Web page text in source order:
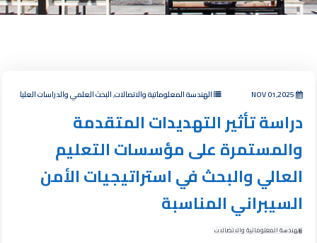
الهندسة المعلوماتية والاتصالات, البحث العلمي والدراسات العليا
دراسة تأثير التهديدات المتقدمة
والمستمرة على مؤسسات التعليم
العالي والبحث في استراتيجيات الأمن
السيبراني المناسبة
الهندسة المعلوماتية والاتصالات